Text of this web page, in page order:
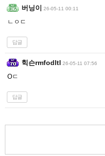
버닝이 26-05-11 00:11
ㄴㅇㄷ
답글
힉슨rmfodltl 26-05-11 07:56
Oㄷ
답글